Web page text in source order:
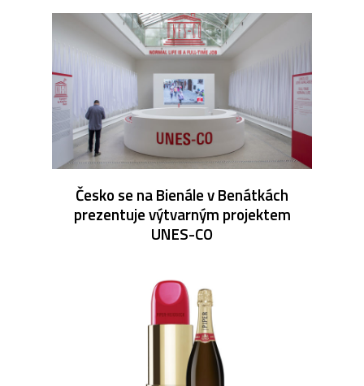
Česko se na Bienále v Benátkách
prezentuje výtvarným projektem
UNES-CO